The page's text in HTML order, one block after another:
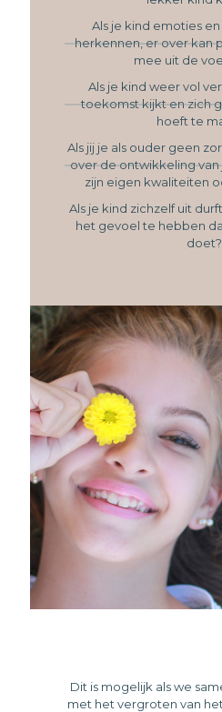
Als je kind emoties
herkennen, er over kan
mee uit de
Als je kind weer vol
toekomst kijkt en zich
hoeft te
Als jij je als ouder geen
over de ontwikkeling van
zijn eigen kwaliteiten
Als je kind zichzelf uit
het gevoel te hebben
doet?
Dit is mogelijk als we
met het vergroten van